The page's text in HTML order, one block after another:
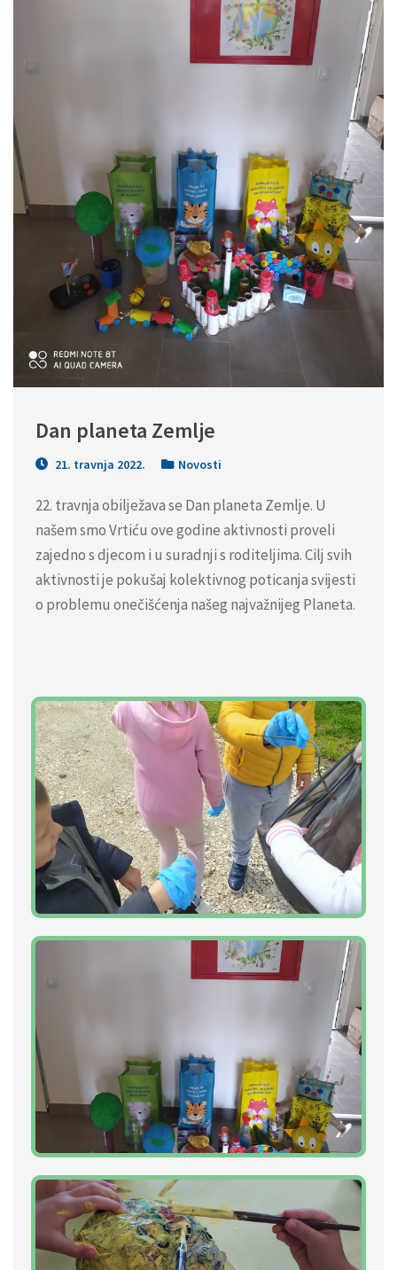
Dan planeta Zemlje
21. travnja 2022. Novosti
22. travnja obilježava se Dan planeta Zemlje. U
našem smo Vrtiću ove godine aktivnosti proveli
zajedno s djecom i u suradnji s roditeljima. Cilj svih
aktivnosti je pokušaj kolektivnog poticanja svijesti
o problemu onečišćenja našeg najvažnijeg Planeta.